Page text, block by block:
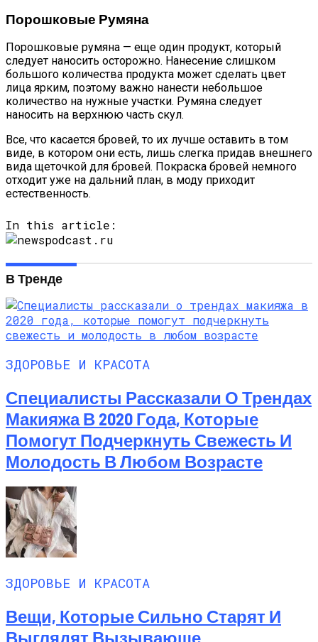
Порошковые Румяна
Порошковые румяна — еще один продукт, который
следует наносить осторожно. Нанесение слишком
большого количества продукта может сделать цвет
лица ярким, поэтому важно нанести небольшое
количество на нужные участки. Румяна следует
наносить на верхнюю часть скул.
Все, что касается бровей, то их лучше оставить в том
виде, в котором они есть, лишь слегка придав внешнего
вида щеточкой для бровей. Покраска бровей немного
отходит уже на дальний план, в моду приходит
естественность.
In this article:
В Тренде
ЗДОРОВЬЕ И КРАСОТА
Специалисты Рассказали О Трендах
Макияжа В 2020 Года, Которые
Помогут Подчеркнуть Свежесть И
Молодость В Любом Возрасте
ЗДОРОВЬЕ И КРАСОТА
Вещи, Которые Сильно Старят И
Выглядят Вызывающе